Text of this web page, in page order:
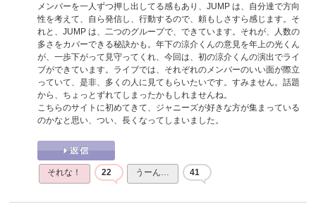
メンバーを一人ずつ押し出してる感もあり、JUMP は、自分達で方向
性を考えて、自ら発信し、行動するので、頼もしさすら感じます。そ
れと、JUMP は、二つのグループで、できています。それが、人数の
多さをカバーできる秘訣かも。年下の涼介くんの意見を年上の光くん
が、一歩下がって見守ってくれ、今回は、初の涼介くんの演出でライ
ブができています。ライブでは、それぞれのメンバーのいい面が際立
っていて、是非、多くの人に見てもらいたいです。すみません。話題
から、ちょっとずれてしまったかもしれませんね。
こちらのサイトに初めてきて、ジャニーズが好きな方が集まっている
のかなと思い、つい、長くなってしまいました。
それな！ 22 うーん… 41